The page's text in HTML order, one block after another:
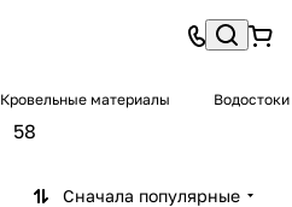
Кровельные материалы Водостоки
58
Сначала популярные